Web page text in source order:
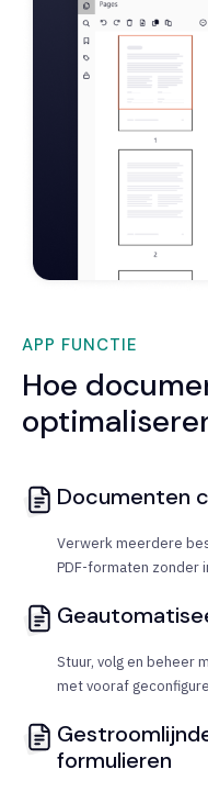
APP FUNCTIE
Hoe
Documenten
Verwerk meerdere
PDF-formaten zonder
Stuur, volg en beheer
met vooraf
formulieren